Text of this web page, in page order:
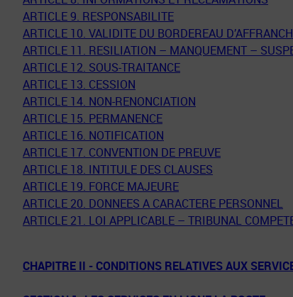
ARTICLE 9. RESPONSABILITE
ARTICLE 10. VALIDITE DU BORDEREAU
ARTICLE 11. RESILIATION – MANQUEMENT –
ARTICLE 12. SOUS-TRAITANCE
ARTICLE 13. CESSION
ARTICLE 14. NON-RENONCIATION
ARTICLE 15. PERMANENCE
ARTICLE 16. NOTIFICATION
ARTICLE 17. CONVENTION DE PREUVE
ARTICLE 18. INTITULE DES CLAUSES
ARTICLE 19. FORCE MAJEURE
ARTICLE 20. DONNEES A CARACTERE PERSONNEL
ARTICLE 21. LOI APPLICABLE – TRIBUNAL
CHAPITRE II - CONDITIONS RELATIVES AUX